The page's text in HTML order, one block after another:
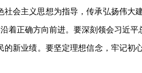
会主义思想为指导，传承弘扬伟大
着正确方向前进。要深刻领会习近
新业绩。要坚定理想信念，牢记初